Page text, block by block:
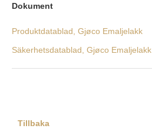
Dokument
Produktdatablad, Gjøco Emaljelakk
Säkerhetsdatablad, Gjøco Emaljelakk
Tillbaka